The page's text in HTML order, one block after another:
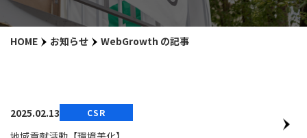
HOME お知らせ WebGrowth の記事
2025.02.13 CSR